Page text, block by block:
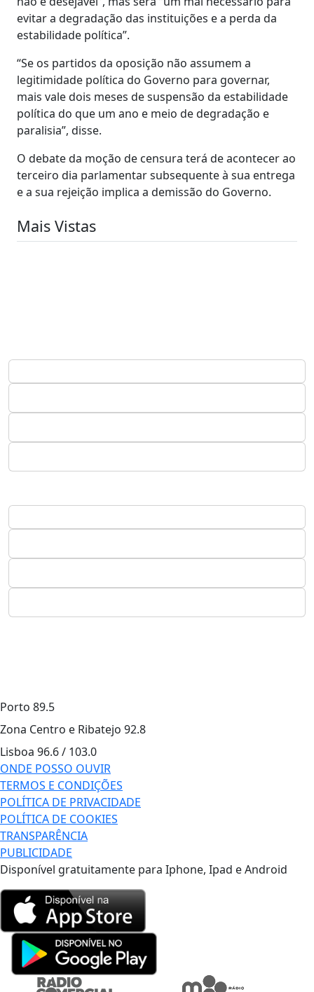
evitar a degradação das instituições e a perda da
estabilidade política”.
“Se os partidos da oposição não assumem a
legitimidade política do Governo para governar,
mais vale dois meses de suspensão da estabilidade
política do que um ano e meio de degradação e
paralisia”, disse.
O debate da moção de censura terá de acontecer ao
terceiro dia parlamentar subsequente à sua entrega
e a sua rejeição implica a demissão do Governo.
Mais Vistas
Porto 89.5
Zona Centro e Ribatejo 92.8
Lisboa 96.6 / 103.0
ONDE POSSO OUVIR
TERMOS E CONDIÇÕES
POLÍTICA DE PRIVACIDADE
POLÍTICA DE COOKIES
TRANSPARÊNCIA
PUBLICIDADE
Disponível gratuitamente para Iphone, Ipad e Android